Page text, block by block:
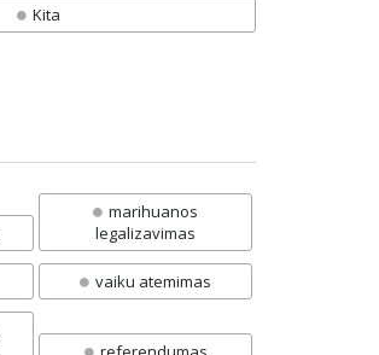
Kita
marihuanos
legalizavimas
vaiku atemimas